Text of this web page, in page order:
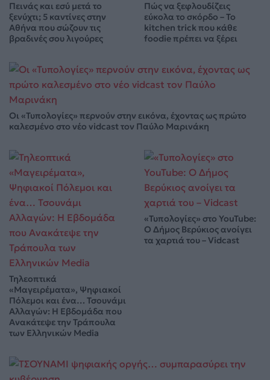
Πεινάς και εσύ μετά το
ξενύχτι; 5 καντίνες στην
Αθήνα που σώζουν τις
βραδινές σου λιγούρες
Πώς να ξεφλουδίζεις
εύκολα το σκόρδο – Το
kitchen trick που κάθε
foodie πρέπει να ξέρει
Οι «Τυπολογίες» περνούν στην εικόνα, έχοντας ως πρώτο
καλεσμένο στο νέο vidcast τον Παύλο Μαρινάκη
Τηλεοπτικά
«Μαγειρέματα», Ψηφιακοί
Πόλεμοι και ένα… Τσουνάμι
Αλλαγών: Η Εβδομάδα που
Ανακάτεψε την Τράπουλα
των Ελληνικών Media
«Τυπολογίες» στο YouTube:
Ο Δήμος Βερύκιος ανοίγει
τα χαρτιά του – Vidcast